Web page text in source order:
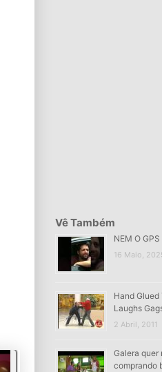
Vê Também
NEM O
16 Maio,
Hand Glued
Laughs
2 Abril, 2011
Galera quer
comprando